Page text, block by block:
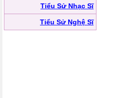
Tiểu Sử Nhạc Sĩ
Tiểu Sử Nghệ Sĩ